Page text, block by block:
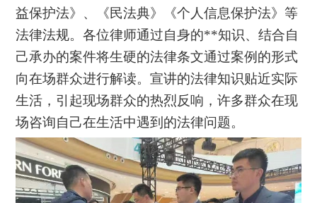
益保护法》、《民法典》《个人信息保护法》等
法律法规。各位律师通过自身的**知识、结合自
己承办的案件将生硬的法律条文通过案例的形式
向在场群众进行解读。宣讲的法律知识贴近实际
生活，引起现场群众的热烈反响，许多群众在现
场咨询自己在生活中遇到的法律问题。